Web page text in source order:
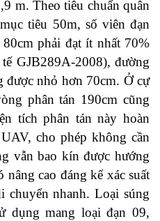
m. Theo tiêu chuẩn quân
tiêu 50m, số viên đạn
phải đạt ít nhất 70%
GJB289A-2008), đường
được nhỏ hơn 70cm. Ở cự
phân tán 190cm cũng
tích phân tán này hoàn
cho phép không cần
vẫn bao kín được hướng
cao đáng kể xác suất
chuyển nhanh. Loại súng
dụng mang loại đạn 09,